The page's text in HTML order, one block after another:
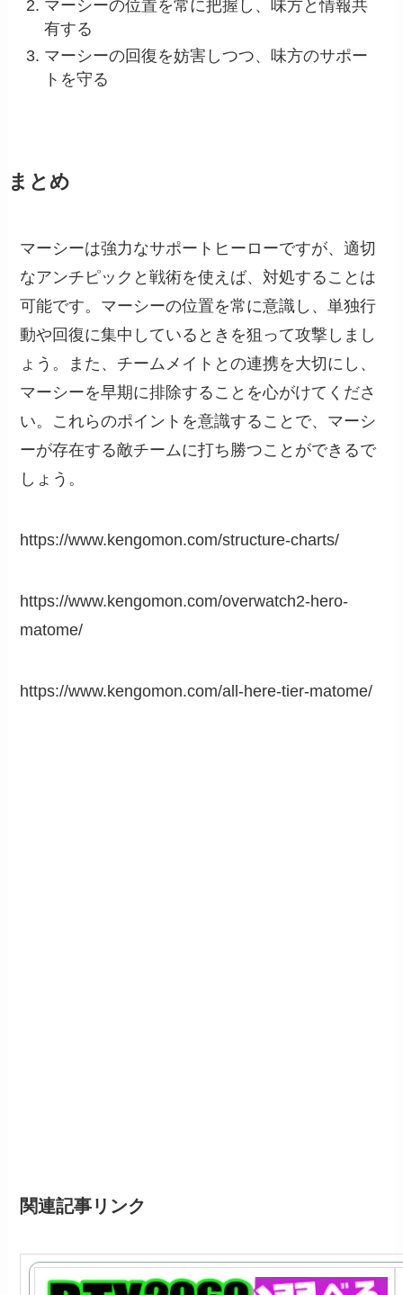
マーシーの位置を常に把握し、味方と情報共
有する
マーシーの回復を妨害しつつ、味方のサポー
トを守る
まとめ
マーシーは強力なサポートヒーローですが、適切
なアンチピックと戦術を使えば、対処することは
可能です。マーシーの位置を常に意識し、単独行
動や回復に集中しているときを狙って攻撃しまし
ょう。また、チームメイトとの連携を大切にし、
マーシーを早期に排除することを心がけてくださ
い。これらのポイントを意識することで、マーシ
ーが存在する敵チームに打ち勝つことができるで
しょう。
https://www.kengomon.com/structure-charts/
https://www.kengomon.com/overwatch2-hero-
matome/
https://www.kengomon.com/all-here-tier-matome/
関連記事リンク